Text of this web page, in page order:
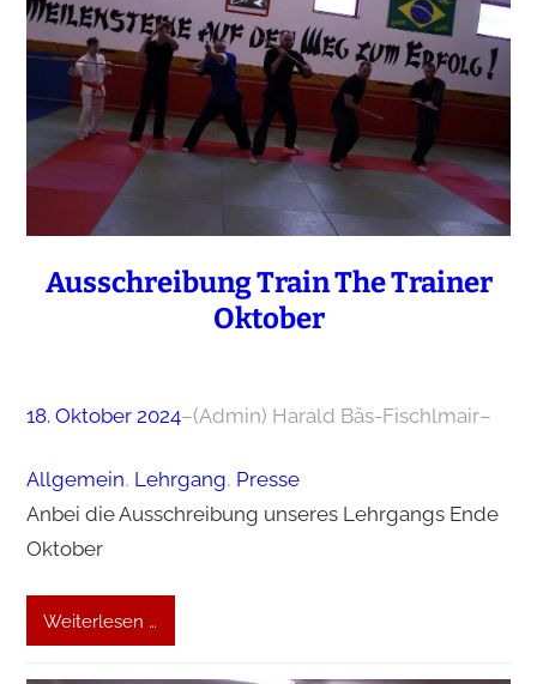
Ausschreibung Train The Trainer
Oktober
18. Oktober 2024–(Admin) Harald Bäs-Fischlmair–
Allgemein, Lehrgang, Presse
Anbei die Ausschreibung unseres Lehrgangs Ende
Oktober
Weiterlesen …